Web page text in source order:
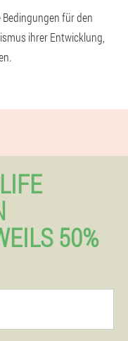
für den
ihrer Entwicklung,
50%